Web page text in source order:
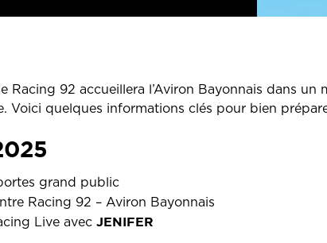
Racing 92 accueillera l’Aviron Bayonnais dans un
Voici quelques informations clés pour bien
grand public
Racing 92 – Aviron Bayonnais
Live avec JENIFER